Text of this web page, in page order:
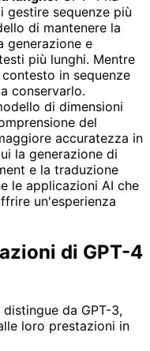
gestire sequenze più
di mantenere la
generazione e
più lunghi. Mentre
in sequenze
conservarlo.
di dimensioni
del
accuratezza in
la generazione di
e la traduzione
le applicazioni AI che
un'esperienza
di GPT-4
da GPT-3,
loro prestazioni in